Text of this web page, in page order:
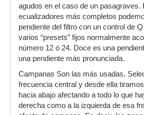
agudos en el caso de un pasagraves.
ecualizadores más completos
pendiente del filtro con un control de
varios “presets” fijos normalmente
número 12 ó 24. Doce es una
una pendiente más pronunciada.
Campanas Son las más usadas.
frecuencia central y desde ella
hacia abajo afectando a todo lo que
derecha como a la izquierda de esa